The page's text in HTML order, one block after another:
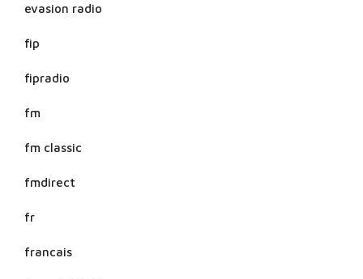
evasion radio
fip
fipradio
fm
fm classic
fmdirect
fr
francais